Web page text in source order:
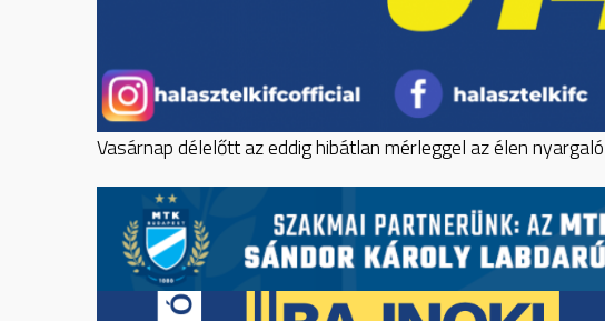
Vasárnap délelőtt az eddig hibátlan mérleggel az élen nyargaló